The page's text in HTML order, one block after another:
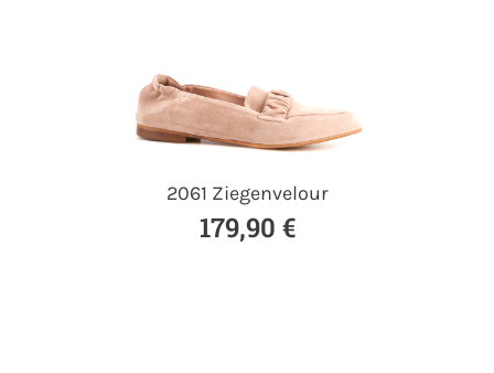
2061 Ziegenvelour
179,90 €